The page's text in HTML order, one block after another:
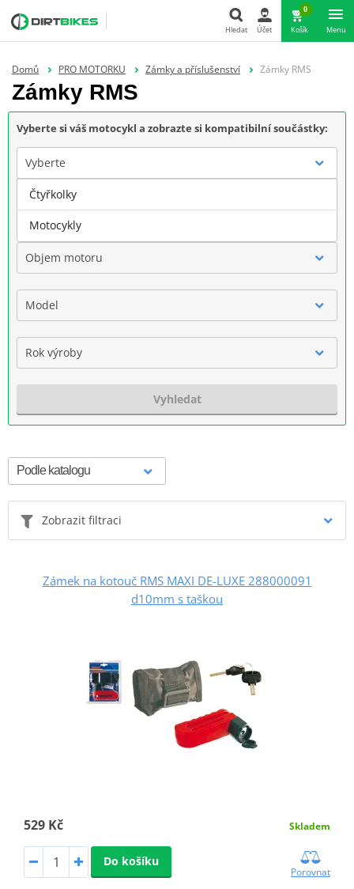
Hledat
Hledat Účet
0
Košík Menu
Domů PRO MOTORKU Zámky a příslušenství Zámky RMS
Zámky RMS
Vyberte si váš motocykl a zobrazte si kompatibilní součástky:
Vyberte
Značka
Objem motoru
Model
Rok výroby
Vyhledat
Zobrazit filtraci
Zámek na kotouč RMS MAXI DE-LUXE 288000091
d10mm s taškou
529 Kč Skladem
Do košíku
Porovnat
Čtyřkolky
Motocykly